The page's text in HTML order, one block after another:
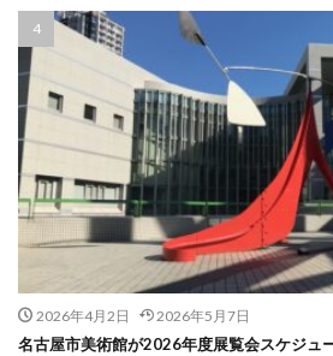
2026年4月2日 2026年5月7日
名古屋市美術館が2026年度展覧会スケジュ